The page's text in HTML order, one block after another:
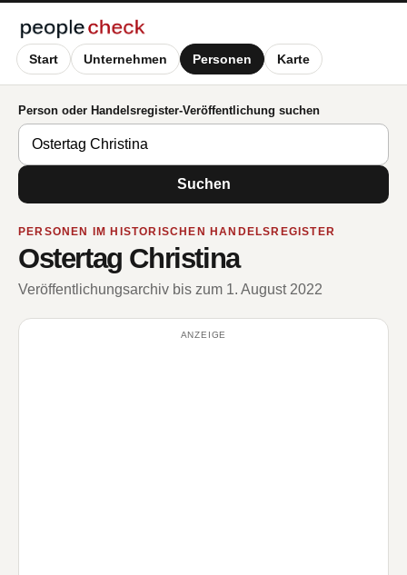
Start Unternehmen Personen Karte
Person oder Handelsregister-Veröffentlichung suchen
Suchen
PERSONEN IM HISTORISCHEN HANDELSREGISTER
Ostertag Christina
Veröffentlichungsarchiv bis zum 1. August 2022
ANZEIGE